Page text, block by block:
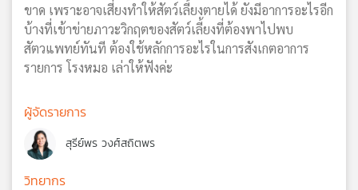
ขาด เพราะอาจเสี่ยงทำให้สัตว์เลี้ยงตายได้ ยังมีอาการอะไรอีก
บ้างที่เข้าข่ายภาวะวิกฤตของสัตว์เลี้ยงที่ต้องพาไปพบ
สัตวแพทย์ทันที ต้องใช้หลักการอะไรในการสังเกตอาการ
รายการ โรงหมอ เล่าให้ฟังค่ะ
ผู้จัดรายการ
สุรีย์พร วงศ์สถิตพร
วิทยากร